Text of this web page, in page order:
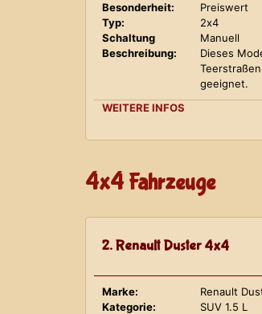
Besonderheit:
Preiswert
Typ:
2x4
Schaltung
Manuell
Beschreibung:
Dieses
geeignet.
WEITERE INFOS
4x4 Fahrzeuge
2. Renault Duster 4x4
Marke:
Renault
Kategorie:
SUV 1.5 L